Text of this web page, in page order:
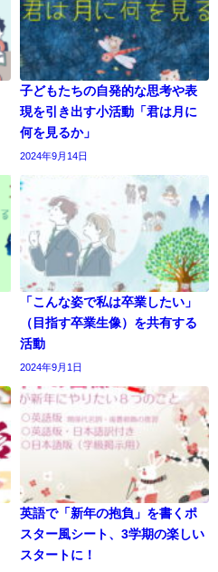
子どもたちの自発的な思考や表
現を引き出す小活動「君は月に
何を見るか」
2024年9月14日
「こんな姿で私は卒業したい」
（目指す卒業生像）を共有する
活動
2024年9月1日
英語で「新年の抱負」を書くポ
スター風シート、3学期の楽しい
スタートに！